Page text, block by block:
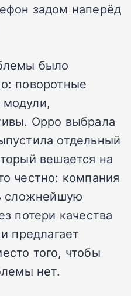
задом наперёд
было
поворотные
Oppo выбрала
отдельный
вешается на
честно: компания
сложнейшую
потери качества
предлагает
того, чтобы
нет.